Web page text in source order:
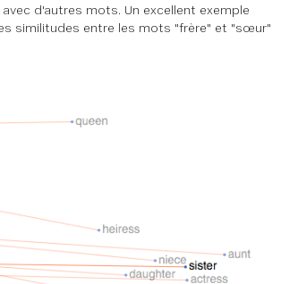
d'autres mots. Un excellent exemple
similitudes entre les mots "frère" et "sœur"